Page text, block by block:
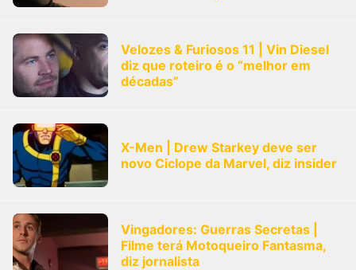
Velozes & Furiosos 11 | Vin Diesel
diz que roteiro é o “melhor em
décadas”
X-Men | Drew Starkey deve ser
novo Ciclope da Marvel, diz insider
Vingadores: Guerras Secretas |
Filme terá Motoqueiro Fantasma,
diz jornalista